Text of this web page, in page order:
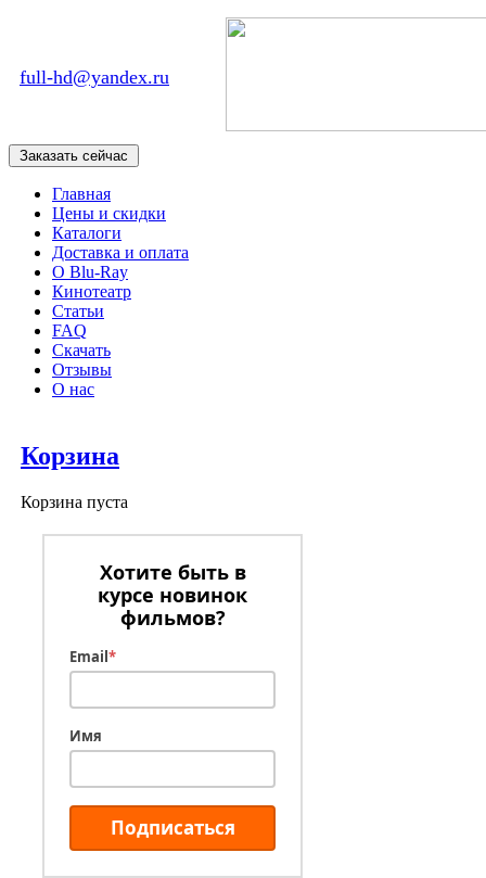
full-hd@yandex.ru
Главная
Цены и скидки
Каталоги
Доставка и оплата
О Blu-Ray
Кинотеатр
Статьи
FAQ
Скачать
Отзывы
О нас
Корзина
Корзина пуста
Хотите быть в
курсе новинок
фильмов?
Email*
Имя
Подписаться